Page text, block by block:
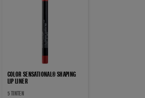
COLOR SENSATIONAL® SHAPING
LIP LINER
5 TINTEN